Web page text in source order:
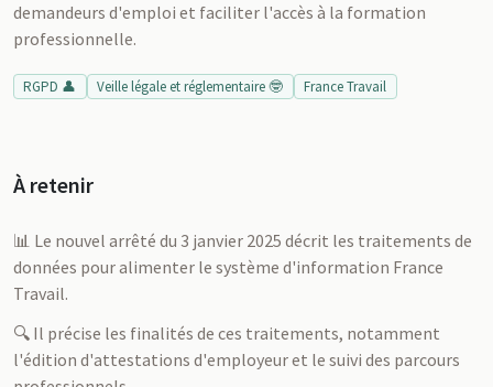
demandeurs d'emploi et faciliter l'accès à la formation
professionnelle.
RGPD 👤 Veille légale et réglementaire 🤓 France Travail
À retenir
📊 Le nouvel arrêté du 3 janvier 2025 décrit les traitements de
données pour alimenter le système d'information France
Travail.
🔍 Il précise les finalités de ces traitements, notamment
l'édition d'attestations d'employeur et le suivi des parcours